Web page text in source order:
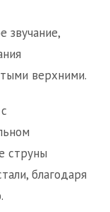
звучание,
верхними.
струны
благодаря